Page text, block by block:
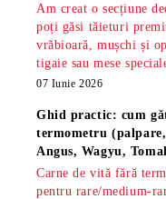
Am creat o secțiune
poți găsi tăieturi
vrăbioară, mușchi și
tigaie sau mese
07 Iunie 2026
Ghid practic: cum
termometru
Angus, Wagyu,
Carne de vită fără
pentru rare/medium-